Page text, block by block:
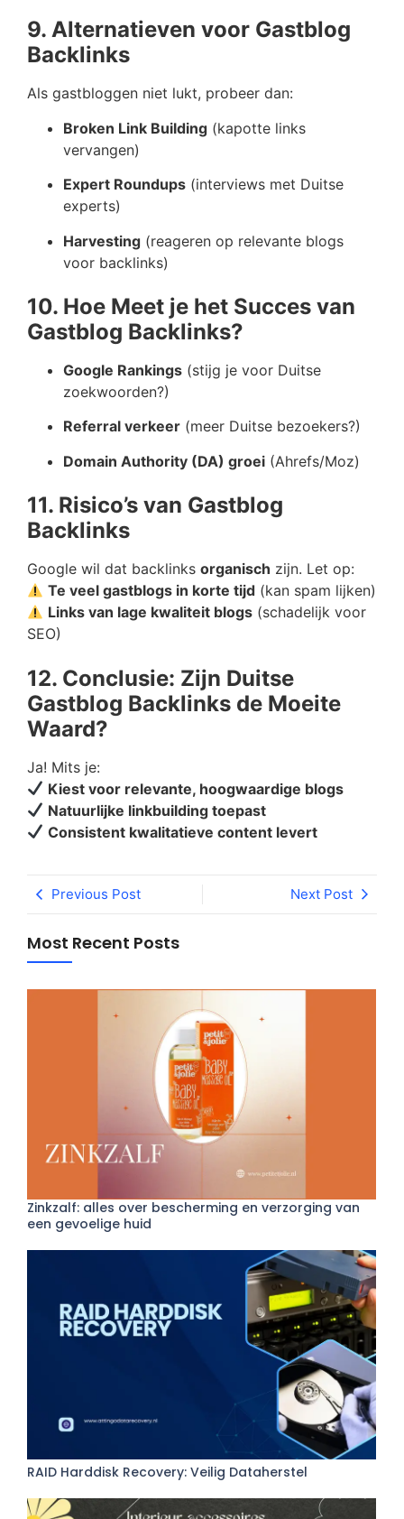
9. Alternatieven voor Gastblog
Backlinks
Als gastbloggen niet lukt, probeer dan:
Broken Link Building (kapotte links
vervangen)
Expert Roundups (interviews met Duitse
experts)
Harvesting (reageren op relevante blogs
voor backlinks)
10. Hoe Meet je het Succes van
Gastblog Backlinks?
Google Rankings (stijg je voor Duitse
zoekwoorden?)
Referral verkeer (meer Duitse bezoekers?)
Domain Authority (DA) groei (Ahrefs/Moz)
11. Risico’s van Gastblog
Backlinks
Google wil dat backlinks organisch zijn. Let op:
Te veel gastblogs in korte tijd (kan spam lijken)
Links van lage kwaliteit blogs (schadelijk voor
SEO)
12. Conclusie: Zijn Duitse
Gastblog Backlinks de Moeite
Waard?
Ja! Mits je:
Kiest voor relevante, hoogwaardige blogs
Natuurlijke linkbuilding toepast
Consistent kwalitatieve content levert
Previous Post Next Post
Most Recent Posts
Zinkzalf: alles over bescherming en verzorging van
een gevoelige huid
RAID Harddisk Recovery: Veilig Dataherstel